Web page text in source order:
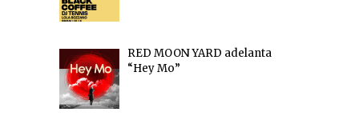
RED MOON YARD adelanta
“Hey Mo”